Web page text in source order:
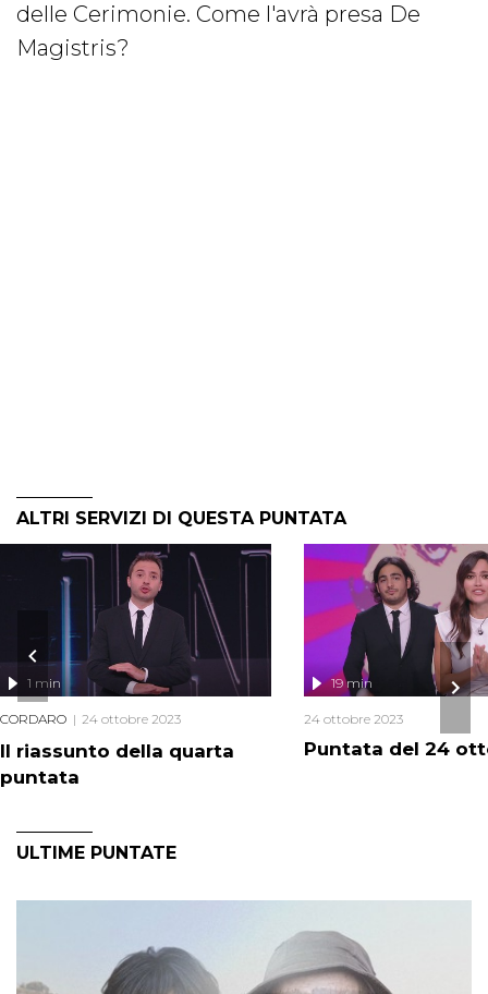
delle Cerimonie. Come l'avrà presa De
Magistris?
ALTRI SERVIZI DI QUESTA PUNTATA
Il riassunto della quarta
puntata
1 min
CORDARO 24 ottobre 2023
Puntata del 24
19 min
24 ottobre 2023
ULTIME PUNTATE